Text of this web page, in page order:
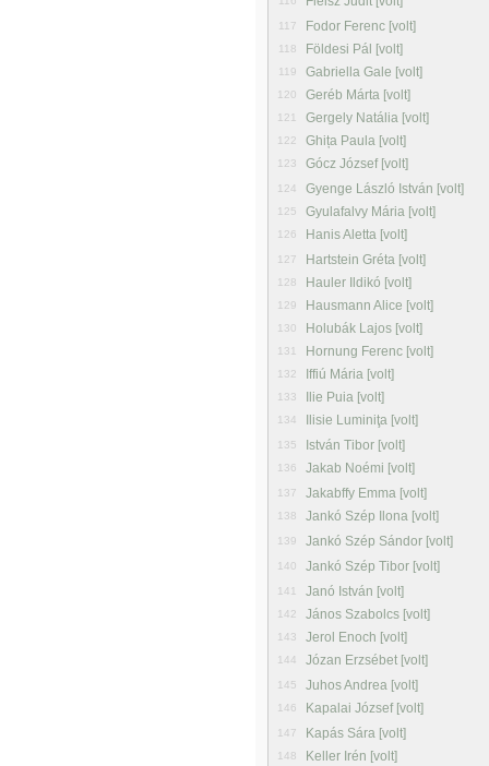
117 Fodor Ferenc [volt]
118 Földesi Pál [volt]
119 Gabriella Gale [volt]
120 Geréb Márta [volt]
121 Gergely Natália [volt]
122 Ghița Paula [volt]
123 Gócz József [volt]
124 Gyenge László István [volt]
125 Gyulafalvy Mária [volt]
126 Hanis Aletta [volt]
127 Hartstein Gréta [volt]
128 Hauler Ildikó [volt]
129 Hausmann Alice [volt]
130 Holubák Lajos [volt]
131 Hornung Ferenc [volt]
132 Iffiú Mária [volt]
133 Ilie Puia [volt]
134 Ilisie Luminiţa [volt]
135 István Tibor [volt]
136 Jakab Noémi [volt]
137 Jakabffy Emma [volt]
138 Jankó Szép Ilona [volt]
139 Jankó Szép Sándor [volt]
140 Jankó Szép Tibor [volt]
141 Janó István [volt]
142 János Szabolcs [volt]
143 Jerol Enoch [volt]
144 Józan Erzsébet [volt]
145 Juhos Andrea [volt]
146 Kapalai József [volt]
147 Kapás Sára [volt]
148 Keller Irén [volt]